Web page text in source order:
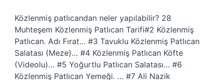
Közlenmiş patlıcandan neler yapılabilir? 28
Muhteşem Közlenmiş Patlıcan Tarifi#2 Közlenmiş
Patlıcan. Adı Fırat… #3 Tavuklu Közlenmiş Patlıcan
Salatası (Meze)… #4 Közlenmiş Patlıcan Köfte
(Videolu)… #5 Yoğurtlu Patlıcan Salatası… #6
Közlenmiş Patlıcan Yemeği. … #7 Ali Nazik